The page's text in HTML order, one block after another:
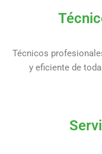
Técnicos
y eficiente de